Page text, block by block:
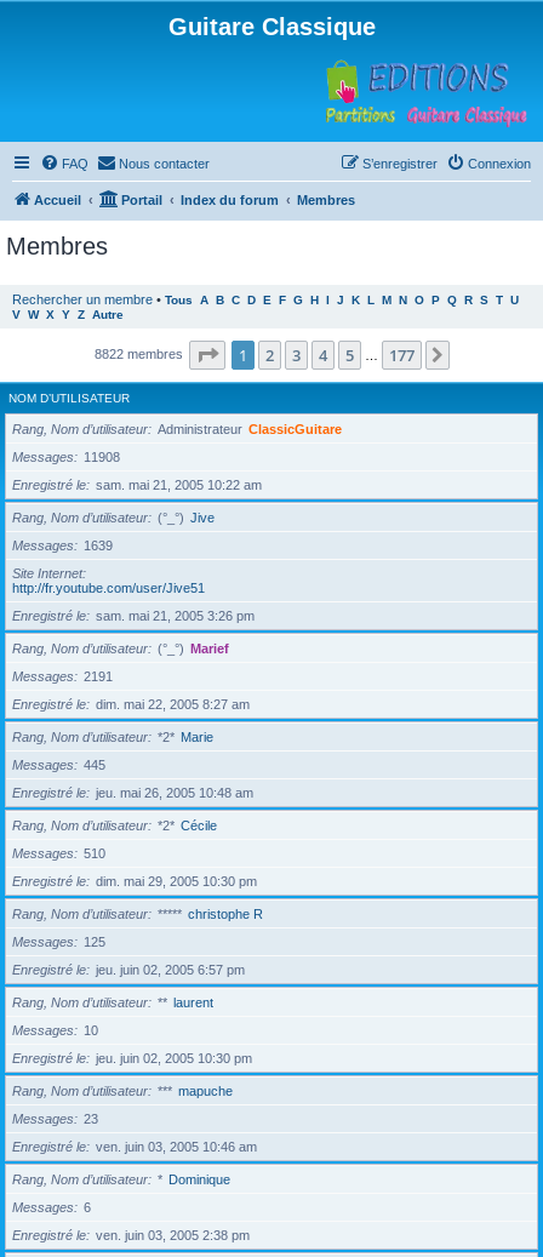
Guitare Classique
FAQ Nous contacter Connexion
S’enregistrer
Accueil Portail Index du forum Membres
Membres
Rechercher un membre • Tous A B C D E F G H I J K L M N O P Q R S T U
V W X Y Z Autre
8822 membres Page 1sur177
1 2 3 4 5 177
NOM D’UTILISATEUR
Rang, Nom d’utilisateur Administrateur ClassicGuitare
Messages
11908
Enregistré le
sam. mai 21, 2005 10:22 am
Rang, Nom d’utilisateur (°_°) Jive
Messages
1639
Site Internet
http://fr.youtube.com/user/Jive51
Enregistré le
sam. mai 21, 2005 3:26 pm
Rang, Nom d’utilisateur (°_°) Marief
Messages
2191
Enregistré le
dim. mai 22, 2005 8:27 am
Rang, Nom d’utilisateur *2* Marie
Messages
445
Enregistré le
jeu. mai 26, 2005 10:48 am
Rang, Nom d’utilisateur *2* Cécile
Messages
510
Enregistré le
dim. mai 29, 2005 10:30 pm
Rang, Nom d’utilisateur ***** christophe R
Messages
125
Enregistré le
jeu. juin 02, 2005 6:57 pm
Rang, Nom d’utilisateur ** laurent
Messages
10
Enregistré le
jeu. juin 02, 2005 10:30 pm
Rang, Nom d’utilisateur *** mapuche
Messages
23
Enregistré le
ven. juin 03, 2005 10:46 am
Rang, Nom d’utilisateur * Dominique
Messages
6
Enregistré le
ven. juin 03, 2005 2:38 pm